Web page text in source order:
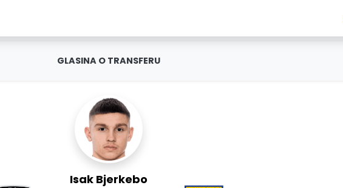
GLASINA O TRANSFERU
Isak Bjerkebo